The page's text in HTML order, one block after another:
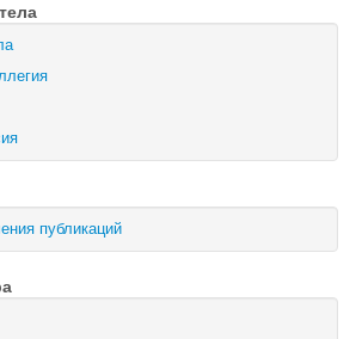
физики
технической физики
тела
полупроводников
публикаций